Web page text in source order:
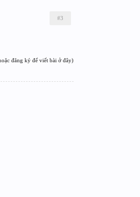
#3
đăng ký để viết bài ở đây)